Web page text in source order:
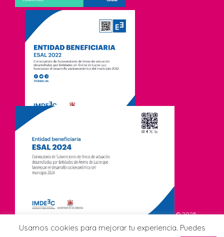
© 2025
Asociación de Comerciantes CCA Viñuela. Todos los derechos
Usamos cookies para mejorar tu experiencia. Puedes